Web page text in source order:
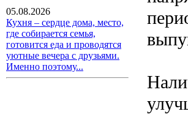
05.08.2026
Кухня – сердце дома, место,
где собирается семья,
готовится еда и проводятся
уютные вечера с друзьями.
Именно поэтому...